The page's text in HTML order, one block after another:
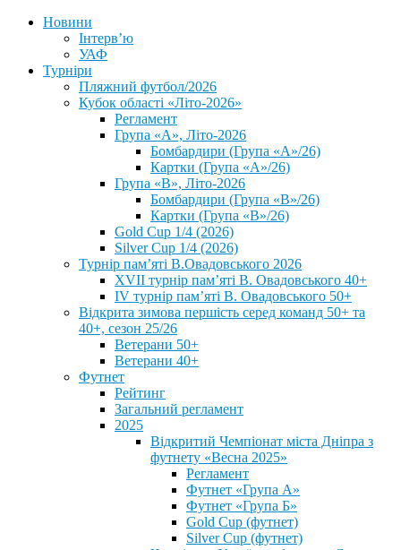
Новини
Інтерв’ю
УАФ
Турніри
Пляжний футбол/2026
Кубок області «Літо-2026»
Регламент
Група «А», Літо-2026
Бомбардири (Група «А»/26)
Картки (Група «А»/26)
Група «В», Літо-2026
Бомбардири (Група «В»/26)
Картки (Група «В»/26)
Gold Cup 1/4 (2026)
Silver Cup 1/4 (2026)
Турнір пам’яті В.Овадовського 2026
XVII турнір пам’яті В. Овадовського 40+
IV турнір пам’яті В. Овадовського 50+
Відкрита зимова першість серед команд 50+ та
40+, сезон 25/26
Ветерани 50+
Ветерани 40+
Футнет
Рейтинг
Загальний регламент
2025
Відкритий Чемпіонат міста Дніпра з
футнету «Весна 2025»
Регламент
Футнет «Група А»
Футнет «Група Б»
Gold Cup (футнет)
Silver Cup (футнет)